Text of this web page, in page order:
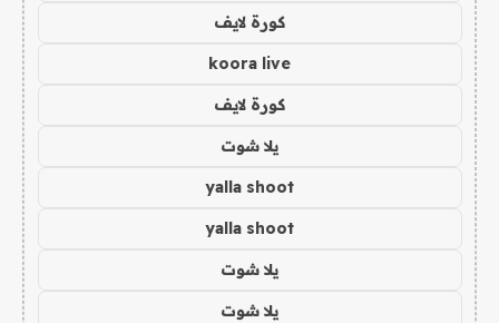
كورة لايف
koora live
كورة لايف
يلا شوت
yalla shoot
yalla shoot
يلا شوت
يلا شوت